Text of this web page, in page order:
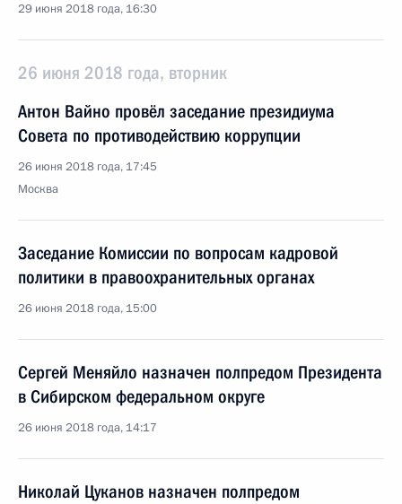
29 июня 2018 года, 16:30
26 июня 2018 года, вторник
Антон Вайно провёл заседание президиума
Совета по противодействию коррупции
26 июня 2018 года, 17:45
Москва
Заседание Комиссии по вопросам кадровой
политики в правоохранительных органах
26 июня 2018 года, 15:00
Сергей Меняйло назначен полпредом Президента
в Сибирском федеральном округе
26 июня 2018 года, 14:17
Николай Цуканов назначен полпредом